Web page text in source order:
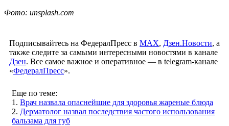
Фото: unsplash.com
Подписывайтесь на ФедералПресс в МАХ, Дзен.Новости, а
также следите за самыми интересными новостями в канале
Дзен. Все самое важное и оперативное — в telegram-канале
«ФедералПресс».
Еще по теме:
1. Врач назвала опаснейшие для здоровья жареные блюда
2. Дерматолог назвал последствия частого использования
бальзама для губ